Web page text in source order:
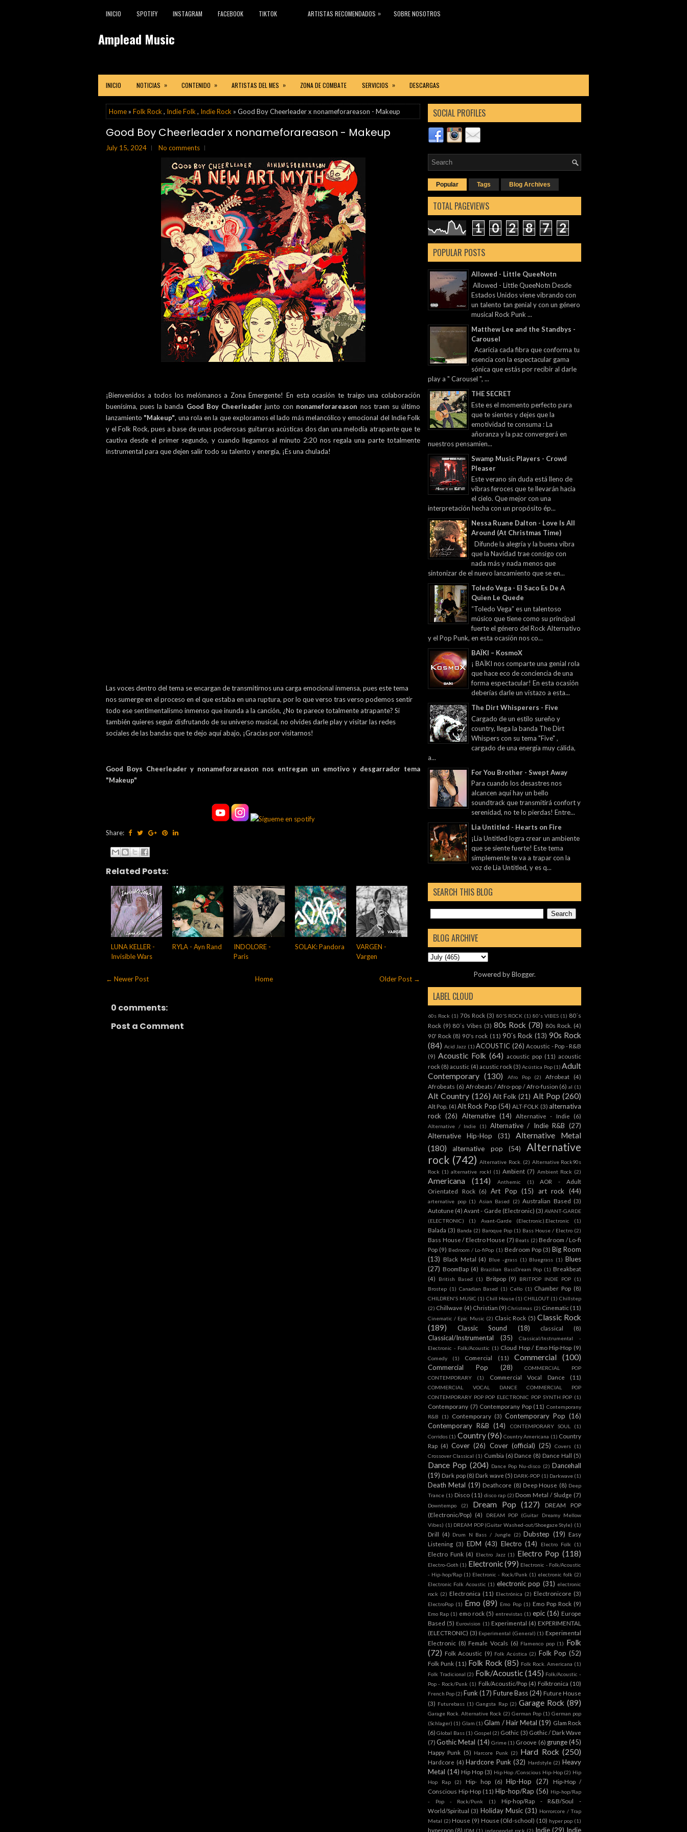
INICIO SPOTIFY INSTAGRAM FACEBOOK TIKTOK ARTISTAS RECOMENDADOS » SOBRE NOSOTROS
Amplead Music
INICIO NOTICIAS » CONTENIDO » ARTISTAS DEL MES » ZONA DE COMBATE SERVICIOS » DESCARGAS
Home » Folk Rock , Indie Folk , Indie Rock » Good Boy Cheerleader x nonameforareason - Makeup
Good Boy Cheerleader x nonameforareason - Makeup
July 15, 2024 No comments
¡Bienvenidos a todos los melómanos a Zona Emergente! En esta ocasión te traigo una colaboración
buenísima, pues la banda Good Boy Cheerleaderjunto con nonameforareason nos traen su último
lanzamiento "Makeup", una rola en la que exploramos el lado más melancólico y emocional del Indie Folk
y el Folk Rock, pues a base de unas poderosas guitarras acústicas dos dan una melodía atrapante que te
cautiva desde el primer segundo, y cuando llegamos al minuto 2:20 nos regala una parte totalmente
instrumental para que dejen salir todo su talento y energía, ¡Es una chulada!
Las voces dentro del tema se encargan de transmitirnos una carga emocional inmensa, pues este tema
nos sumerge en el proceso en el que estaba en una ruptura, por lo que verso tras verso podemos sentir
todo ese sentimentalismo inmenso que inunda a la canción, ¿No te parece totalmente atrapante? Si
también quieres seguir disfrutando de su universo musical, no olvides darle play y visitar las redes
sociales de las bandas que te dejo aquí abajo, ¡Gracias por visitarnos!
Good Boys Cheerleader y nonameforareason nos entregan un emotivo y desgarrador tema
"Makeup"
Share:
Related Posts:
LUNA KELLER -
Invisible Wars
RYLA - Ayn Rand
INDOLORE -
Paris
SOLAK: Pandora
VARGEN -
Vargen
← Newer Post Older Post →
Home
0 comments:
Post a Comment
SOCIAL PROFILES
Popular Tags Blog Archives
TOTAL PAGEVIEWS
1 0 2 8 7 2
POPULAR POSTS
Allowed - Little QueeNotn
Allowed - Little QueeNotn Desde
Estados Unidos viene vibrando con
un talento tan genial y con un género
musical Rock Punk ...
Matthew Lee and the Standbys -
Carousel
Acaricia cada fibra que conforma tu
esencia con la espectacular gama
sónica que estás por recibir al darle
play a " Carousel ", ...
THE SECRET
Este es el momento perfecto para
que te sientes y dejes que la
emotividad te consuma : La
añoranza y la paz convergerá en
nuestros pensamien...
Swamp Music Players - Crowd
Pleaser
Este verano sin duda está lleno de
vibras feroces que te llevarán hacia
el cielo. Que mejor con una
interpretación hecha con un propósito ép...
Nessa Ruane Dalton - Love Is All
Around (At Christmas Time)
Difunde la alegría y la buena vibra
que la Navidad trae consigo con
nada más y nada menos que
sintonizar de el nuevo lanzamiento que se en...
Toledo Vega - El Saco Es De A
Quien Le Quede
“Toledo Vega” es un talentoso
músico que tiene como su principal
fuerte el género del Rock Alternativo
y el Pop Punk, en esta ocasión nos co...
BAÏKI – KosmoX
¡ BAÏKI nos comparte una genial rola
que hace eco de conciencia de una
forma espectacular! En esta ocasión
deberías darle un vistazo a esta...
The Dirt Whisperers - Five
Cargado de un estilo sureño y
country, llega la banda The Dirt
Whispers con su tema "Five" ,
cargado de una energía muy cálida,
a...
For You Brother - Swept Away
Para cuando los desastres nos
alcancen aquí hay un bello
soundtrack que transmitirá confort y
serenidad, no te lo pierdas! Entre...
Lia Untitled - Hearts on Fire
¡Lia Untitled logra crear un ambiente
que se siente fuerte! Este tema
simplemente te va a trapar con la
voz de Lia Untitled, y es q...
SEARCH THIS BLOG
BLOG ARCHIVE
Powered byBlogger.
LABEL CLOUD
60s Rock (1) 70s Rock (3) 80'S ROCK (1) 80's VIBES (1) 80´s
Rock (9) 80´s Vibes (3) 80s Rock (78) 80s Rock. (4)
90' Rock (8) 90's rock (11) 90´s Rock (13) 90s Rock
(84) Acid Jazz (1) ACOUSTIC (26) Acoustic - Pop - R&B
(9) Acoustic Folk (64) acoustic pop (11) acoustic
rock (8) acustic (4) acustic rock (3) Acústica Pop (1) Adult
Contemporary (130) Afro Pop (2) Afrobeat
(4)
Afrobeats (6) Afrobeats / Afro-pop / Afro-fusion (6) al (1)
Alt Country (126) Alt Folk (21) Alt Pop (260)
Alt Pop. (4) Alt Rock Pop (54) ALT-FOLK (3) alternativa
rock (26) Alternative (14) Alternative - Indie (6)
Alternative / Indie (1) Alternative / Indie R&B (27)
Alternative Hip-Hop
(31)
Alternative Metal
(180)
alternative pop (54)
Alternative
rock (742) Alternative Rock. (2) Alternative Rock90s
Rock (1) alternative rockl (1) Ambient (7) Ambient Rock (2)
Americana (114) Anthemic (1)
AOR - Adult
Orientated Rock (6) Art Pop (15) art rock (44)
arternative pop (1) Asian Based (2) Australian Based (3)
Autotune (4) Avant - Garde (Electronic) (3) AVANT-GARDE
(ELECTRONIC)
(1) Avant-Garde (Electronic).Electronic (1)
Balada (3) Banda (2) Baroque Pop (1) Bass House / Electro (2)
Bass House / Electro House (7) Beats (2) Bedroom / Lo-fi
Pop (9) Bedroom / Lo-fiPop (1) Bedroom Pop (3) Big Room
(13) Black Metal (4) Blue -grass (1) Bluegrass (1) Blues
(27) BoomBap (4) Brazilian BassDream Pop (1) Breakbeat
(4)
British Based (1) Britpop (9) BRITPOP INDIE POP (1)
Brostep (1) Canadian Based (1) Cello (1) Chamber Pop (8)
CHILDREN'S MUSIC (1) Chill House (1) CHILLOUT (1) Chillstep
(2) Chillwave (4) Christian (9) Christmas (2) Cinematic (11)
Cinematic / Epic Music (2) Clasic Rock (5) Classic Rock
(189)
Classic Sound (18) classical (8)
Classical/Instrumental (35)
Classical/Instrumental -
Electronic - Folk/Acoustic (1) Cloud Hop / Emo Hip-Hop (9)
Comedy (1) Comercial (11) Commercial (100)
Commercial Pop (28)
COMMERCIAL POP
CONTEMPORARY
(1) Commercial Vocal Dance (11)
COMMERCIAL VOCAL DANCE COMMERCIAL POP
CONTEMPORARY POP POP ELECTRONIC POP SYNTH POP (1)
Contemporany (7) Contemporany Pop (11) Contemporany
R&B
(1) Contemporary (3) Contemporary Pop (16)
Contemporary R&B (14) CONTEMPORARY SOUL
(1)
Corridos (1) Country(96) Country Americana (1) Country
Rap (4) Cover (26) Cover (official) (25) Covers (1)
Crossover Classical (1) Cumbia (6) Dance (8) Dance Hall (5)
Dance Pop (204) Dance Pop Nu-disco (2) Dancehall
(19) Dark pop (8) Dark wave (5) DARK-POP (1) Darkwave (1)
Death Metal (19) Deathcore (8) Deep House (8) Deep
Trance (1) Disco (11) disco rap (2) Doom Metal / Sludge (7)
Downtempo (2) Dream Pop (127)
DREAM POP
(Electronic/Pop) (4)
DREAM POP (Guitar Dreamy Mellow
Vibes) (1) DREAM POP (Guitar Washed-out/Shoegaze Style) (1)
Drill (4) Drum N Bass / Jungle (2) Dubstep (19) Easy
Listening (3) EDM (43) Electro (14) Electro Folk (1)
Electro Funk (4) Electro Jazz (1) Electro Pop (118)
Electro-Goth (1) Electronic(99) Electronic - Folk/Acoustic
- Hip-hop/Rap (1) Electronic - Rock/Punk (1) electronic folk (2)
Electronic Folk Acoustic (1) electronic pop (31) electronic
rock (2) Electronica (11) Electrónica (2) Electronicore (3)
ElectroPop (1) Emo (89) Emo Pop (1) Emo Pop Rock (9)
Emo Rap (1) emo rock (5) entrevistas (1) epic (16) Europe
Based (5) Eurovision (1) Experimental (4) EXPERIMENTAL
(ELECTRONIC) (3) Experimental (General) (1) Experimental
Electronic (8) Female Vocals (6) Flamenco pop (1) Folk
(72) Folk Acoustic (9) Folk Acústica (2) Folk Pop (52)
Folk Punk (11) Folk Rock (85) Folk Rock. Americana (1)
Folk Tradicional (2) Folk/Acoustic (145) Folk/Acoustic -
Pop - Rock/Punk (1) Folk/Acoustic/Pop (4) Folktronica (10)
French Pop (2) Funk (17) Future Bass(24) Future House
(3) Futurebass (1) Gangsta Rap (2) Garage Rock (89)
Garage Rock. Alternative Rock (2) German Pop (1) German pop
(Schlager) (1) Glam (1) Glam / Hair Metal (19) Glam Rock
(6) Global Bass (1) Gospel (2) Gothic (3) Gothic / Dark Wave
(7) Gothic Metal (14) Grime (1) Groove (6) grunge (45)
Happy Punk (5) Harcore Punk (2) Hard Rock (250)
Hardcore (4) Hardcore Punk (32) Hardstyle (2) Heavy
Metal (14) Hip Hop (3) Hip Hop /Conscious Hip-Hop (2) Hip
Hop Rap
(2) Hip- hop (6) Hip-Hop (27)
Hip-Hop /
Conscious Hip-Hop (11) Hip-hop/Rap (56) Hip-hop/Rap
- Pop - Rock/Punk
(1)
Hip-hop/Rap - R&B/Soul -
World/Spiritual (3) Holiday Music (31) Horrorcore / Trap
Metal (2) House (9) House (Old-school) (10) hyper pop (1)
hyperpop (8) IDM (1) independet rock (2) Indie (29) Indie